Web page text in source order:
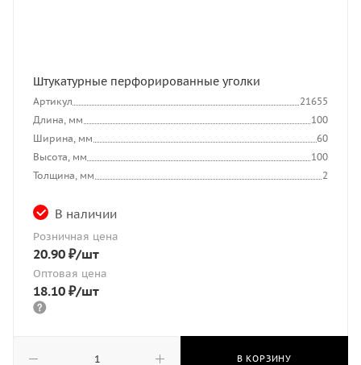
Штукатурные перфорированные уголки
Артикул
21655
Длина, мм
100
Ширина, мм
60
Высота, мм
100
Толщина, мм
2
В наличии
Розничная цена
20.90 ₽/шт
Оптовая цена
18.10 ₽/шт
В КОРЗИНУ